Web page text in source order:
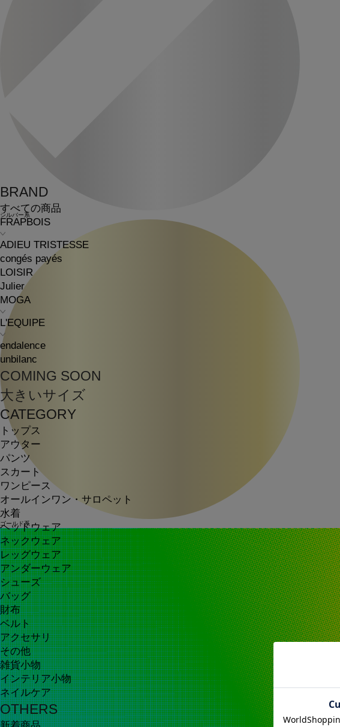
BRAND
すべての商品
FRAPBOIS
ADIEU TRISTESSE
congés payés
LOISIR
Julier
MOGA
L'EQUIPE
endalence
unbilanc
COMING SOON
大きいサイズ
CATEGORY
トップス
アウター
パンツ
スカート
ワンピース
オールインワン・サロペット
水着
ヘッドウェア
ネックウェア
レッグウェア
アンダーウェア
シューズ
バッグ
財布
ベルト
アクセサリ
その他
雑貨小物
インテリア小物
ネイルケア
OTHERS
シルバー系
ゴールド系